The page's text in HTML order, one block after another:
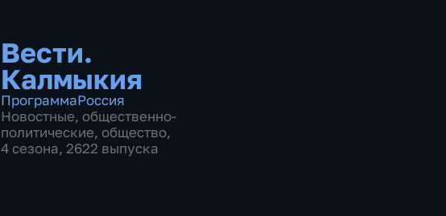
Вести.
Калмыкия
ПрограммаРоссия
Новостные, общественно-
политические, общество,
4 сезона, 2622 выпуска